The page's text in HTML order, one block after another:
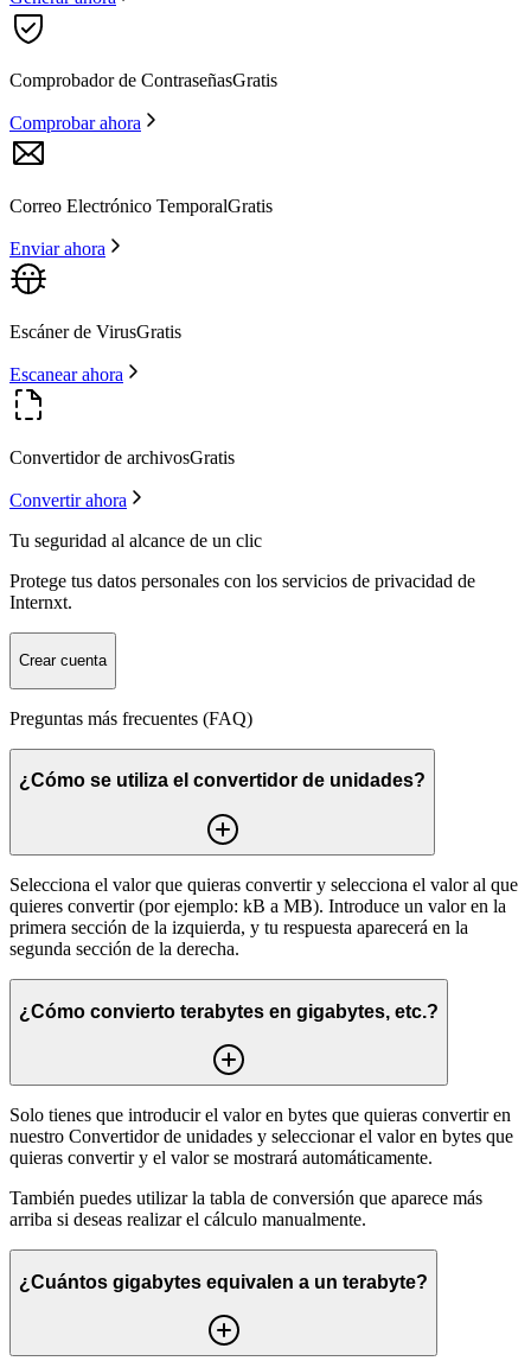
Comprobador de ContraseñasGratis
Comprobar ahora
Correo Electrónico TemporalGratis
Enviar ahora
Escáner de VirusGratis
Escanear ahora
Convertidor de archivosGratis
Convertir ahora
Tu seguridad al alcance de un clic
Protege tus datos personales con los servicios de privacidad de
Internxt.
Crear cuenta
Preguntas más frecuentes (FAQ)
¿Cómo se utiliza el convertidor de unidades?
Selecciona el valor que quieras convertir y selecciona el valor al que
quieres convertir (por ejemplo: kB a MB). Introduce un valor en la
primera sección de la izquierda, y tu respuesta aparecerá en la
segunda sección de la derecha.
¿Cómo convierto terabytes en gigabytes, etc.?
Solo tienes que introducir el valor en bytes que quieras convertir en
nuestro Convertidor de unidades y seleccionar el valor en bytes que
quieras convertir y el valor se mostrará automáticamente.
También puedes utilizar la tabla de conversión que aparece más
arriba si deseas realizar el cálculo manualmente.
¿Cuántos gigabytes equivalen a un terabyte?